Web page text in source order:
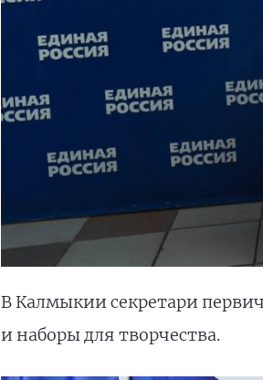
В Калмыкии секретари
и наборы для творчества.